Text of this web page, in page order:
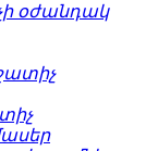
օժանդակ